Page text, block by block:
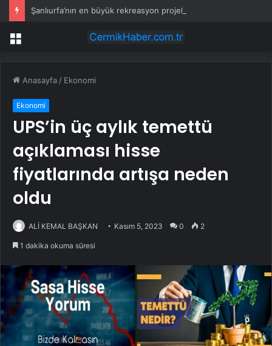
Menü
Anasayfa / Ekonomi
Ekonomi
UPS’in üç aylık temettü
açıklaması hisse
fiyatlarında artışa neden
oldu
ALİ KEMAL BAŞKAN Kasım 5, 2023 0 2
1 dakika okuma süresi